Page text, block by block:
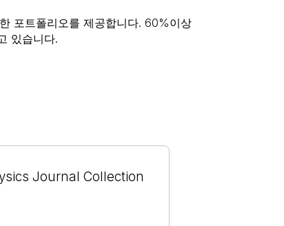
포트폴리오를 제공합니다. 60%이상
있습니다.
Journal Collection